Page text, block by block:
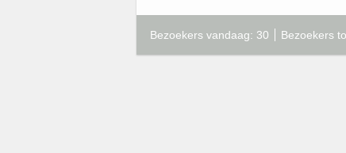
Bezoekers vandaag: 30 Bezoekers